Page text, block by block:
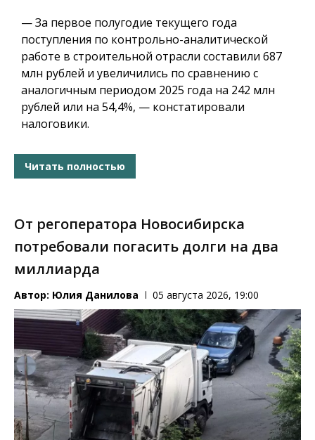
— За первое полугодие текущего года
поступления по контрольно-аналитической
работе в строительной отрасли составили 687
млн рублей и увеличились по сравнению с
аналогичным периодом 2025 года на 242 млн
рублей или на 54,4%, — констатировали
налоговики.
Читать полностью
От регоператора Новосибирска
потребовали погасить долги на два
миллиарда
Автор: Юлия Данилова 05 августа 2026, 19:00